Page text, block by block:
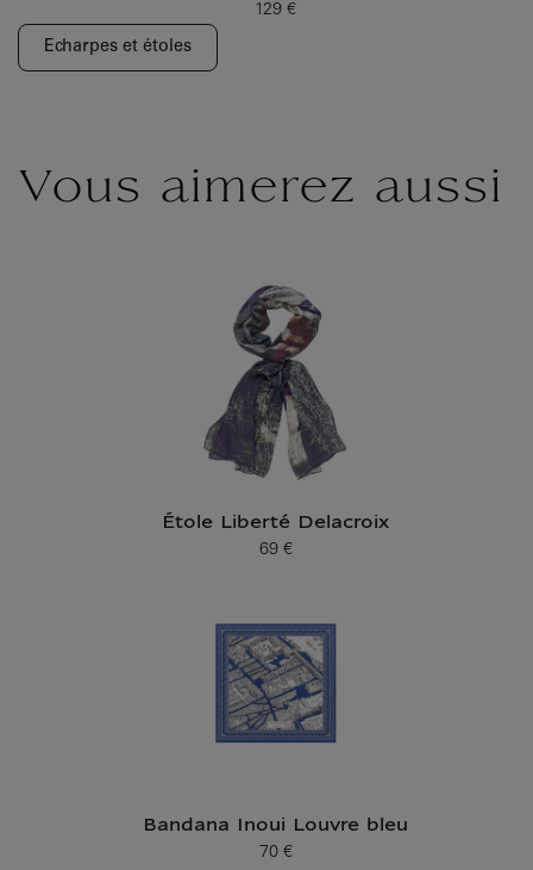
Prix ​​actuel
129 €
Echarpes et étoles
Vous aimerez aussi
Étole Liberté Delacroix
Prix ​​actuel
69 €
Bandana Inoui Louvre bleu
Prix ​​actuel
70 €